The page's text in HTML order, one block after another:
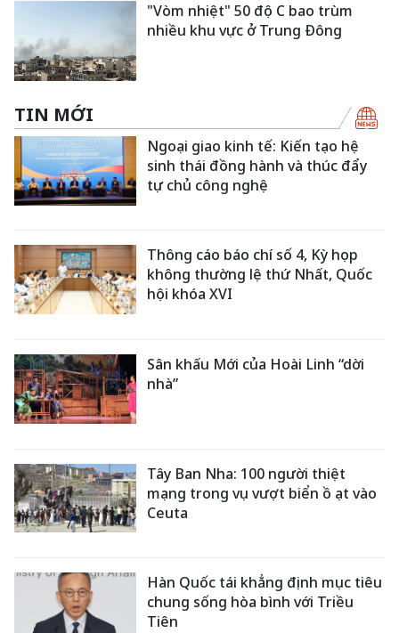
"Vòm nhiệt" 50 độ C bao trùm
nhiều khu vực ở Trung Đông
TIN MỚI
Ngoại giao kinh tế: Kiến tạo hệ
sinh thái đồng hành và thúc đẩy
tự chủ công nghệ
Thông cáo báo chí số 4, Kỳ họp
không thường lệ thứ Nhất, Quốc
hội khóa XVI
Sân khấu Mới của Hoài Linh “dời
nhà”
Tây Ban Nha: 100 người thiệt
mạng trong vụ vượt biển ồ ạt vào
Ceuta
Hàn Quốc tái khẳng định mục tiêu
chung sống hòa bình với Triều
Tiên